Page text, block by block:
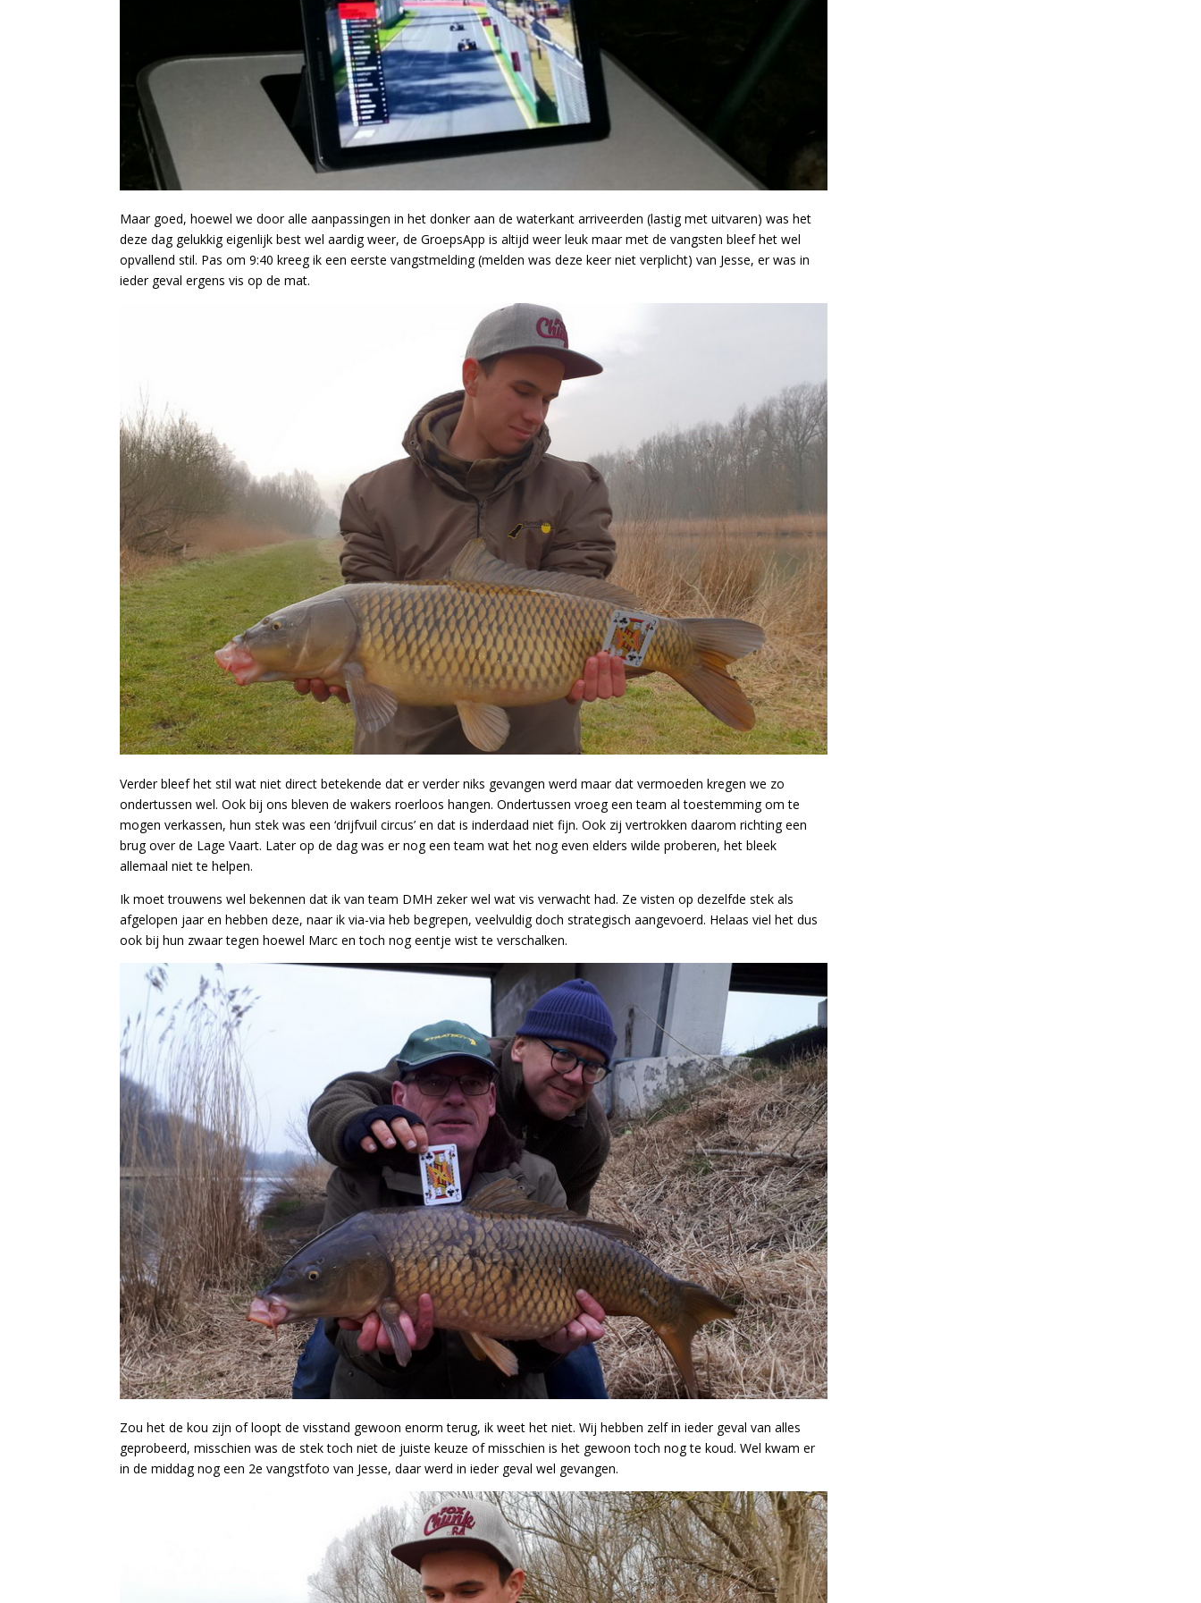
Maar goed, hoewel we door alle aanpassingen in het donker aan de waterkant arriveerden (lastig met uitvaren) was het
deze dag gelukkig eigenlijk best wel aardig weer, de GroepsApp is altijd weer leuk maar met de vangsten bleef het wel
opvallend stil. Pas om 9:40 kreeg ik een eerste vangstmelding (melden was deze keer niet verplicht) van Jesse, er was in
ieder geval ergens vis op de mat.
Verder bleef het stil wat niet direct betekende dat er verder niks gevangen werd maar dat vermoeden kregen we zo
ondertussen wel. Ook bij ons bleven de wakers roerloos hangen. Ondertussen vroeg een team al toestemming om te
mogen verkassen, hun stek was een ‘drijfvuil circus’ en dat is inderdaad niet fijn. Ook zij vertrokken daarom richting een
brug over de Lage Vaart. Later op de dag was er nog een team wat het nog even elders wilde proberen, het bleek
allemaal niet te helpen.
Ik moet trouwens wel bekennen dat ik van team DMH zeker wel wat vis verwacht had. Ze visten op dezelfde stek als
afgelopen jaar en hebben deze, naar ik via-via heb begrepen, veelvuldig doch strategisch aangevoerd. Helaas viel het dus
ook bij hun zwaar tegen hoewel Marc en toch nog eentje wist te verschalken.
Zou het de kou zijn of loopt de visstand gewoon enorm terug, ik weet het niet. Wij hebben zelf in ieder geval van alles
geprobeerd, misschien was de stek toch niet de juiste keuze of misschien is het gewoon toch nog te koud. Wel kwam er
in de middag nog een 2e vangstfoto van Jesse, daar werd in ieder geval wel gevangen.